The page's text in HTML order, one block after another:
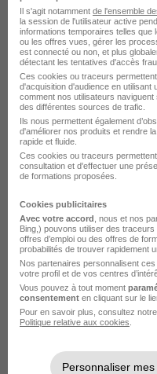
Emploi Agent de
Emploi Ascensoriste
Emploi Chargé de
Emploi Gardien
Voir plus
L'emploi
les autres
Emploi Surveillant
Emploi Surveillant
Parcourir toutes les
Il s'agit notamment de l'ensemble
la session de l'utilisateur active
informations temporaires telles
ou les offres vues, gérer les
est connecté ou non, et plus
détectant les tentatives d'accès
Ces cookies ou traceurs
d'acquisition d'audience en utilisant
comment nos utilisateurs
des différentes sources de trafic.
Ils nous permettent également
d'améliorer nos produits et rendre
rapide et fluide.
Ces cookies ou traceurs
consultation et d'effectuer une
de formations proposées.
Cookies publicitaires
Avec votre accord , nous et nos
Bing,) pouvons utiliser des
offres d’emploi ou des offres de
probabilités de trouver rapidement
Nos partenaires personnalisent
votre profil et de vos centres
Vous pouvez à tout moment
consentement en cliquant sur le
Pour en savoir plus, consultez notre
Politique relative aux cookies
Personnaliser mes